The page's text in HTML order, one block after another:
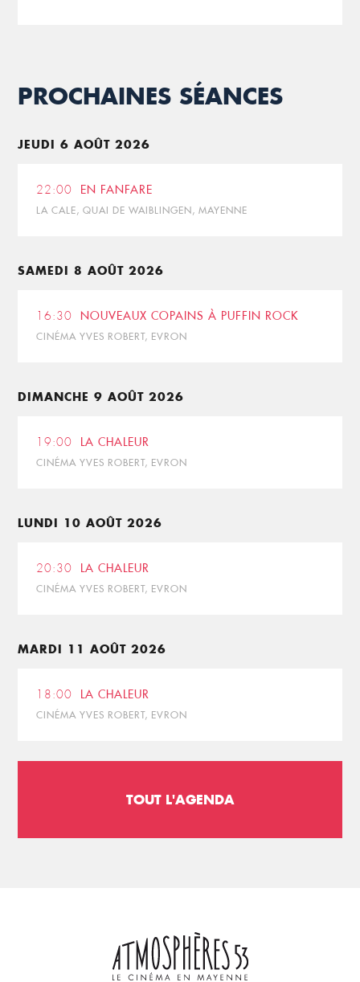
PROCHAINES SÉANCES
JEUDI 6 AOÛT 2026
22:00 EN FANFARE
LA CALE, QUAI DE WAIBLINGEN, MAYENNE
SAMEDI 8 AOÛT 2026
16:30 NOUVEAUX COPAINS À PUFFIN ROCK
CINÉMA YVES ROBERT, EVRON
DIMANCHE 9 AOÛT 2026
19:00 LA CHALEUR
CINÉMA YVES ROBERT, EVRON
LUNDI 10 AOÛT 2026
20:30 LA CHALEUR
CINÉMA YVES ROBERT, EVRON
MARDI 11 AOÛT 2026
18:00 LA CHALEUR
CINÉMA YVES ROBERT, EVRON
TOUT L'AGENDA